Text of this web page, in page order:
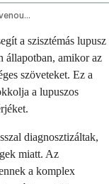
Anifrolumab Fnia Intravenous Route
a szisztémás lupusz
állapotban, amikor az
szöveteket. Ez a
a lupuszos
diagnosztizáltak,
miatt. Az
a komplex